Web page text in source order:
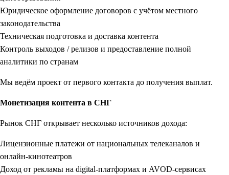
Юридическое оформление договоров с учётом местного
законодательства
Техническая подготовка и доставка контента
Контроль выходов / релизов и предоставление полной
аналитики по странам
Мы ведём проект от первого контакта до получения выплат.
Монетизация контента в СНГ
Рынок СНГ открывает несколько источников дохода:
Лицензионные платежи от национальных телеканалов и
онлайн-кинотеатров
Доход от рекламы на digital-платформах и AVOD-сервисах